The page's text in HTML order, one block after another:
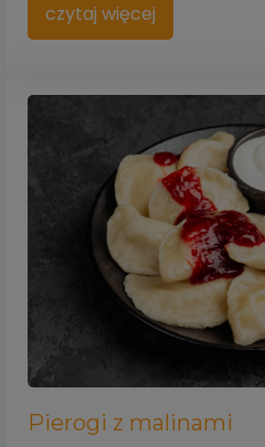
czytaj więcej
Pierogi z malinami